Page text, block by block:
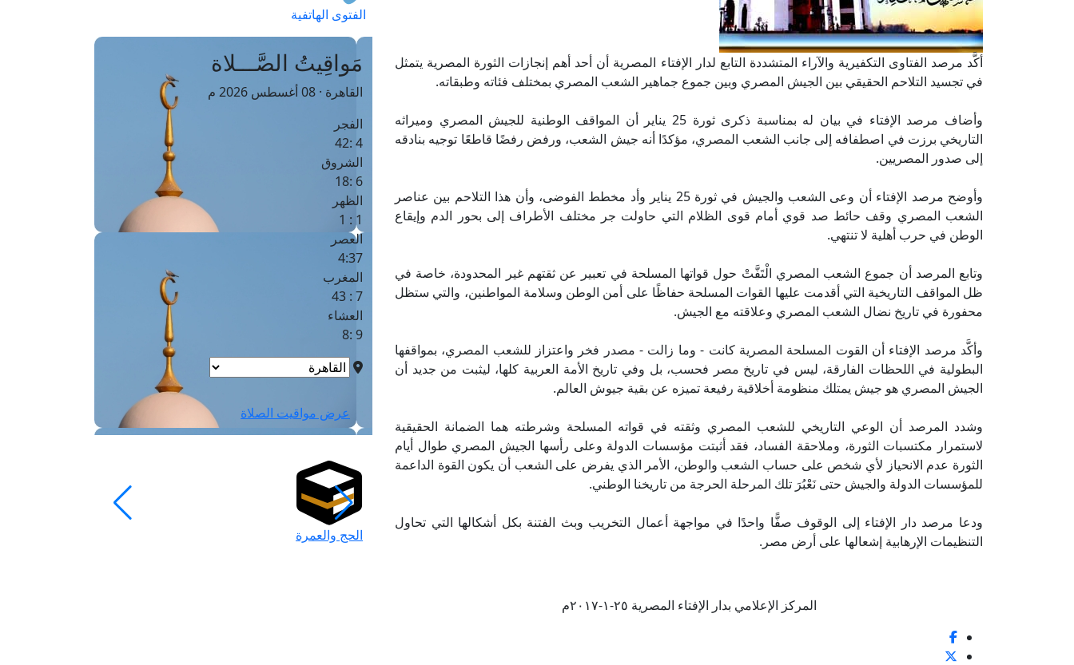
أكَّد مرصد الفتاوى التكفيرية والآراء المتشددة التابع لدار الإفتاء المصرية أن أحد أهم إنجازات الثورة المصرية يتمثل
في تجسيد التلاحم الحقيقي بين الجيش المصري وبين جموع جماهير الشعب المصري بمختلف فئاته وطبقاته.
وأضاف مرصد الإفتاء في بيان له بمناسبة ذكرى ثورة 25 يناير أن المواقف الوطنية للجيش المصري وميراثه
التاريخي برزت في اصطفافه إلى جانب الشعب المصري، مؤكدًا أنه جيش الشعب، ورفض رفضًا قاطعًا توجيه بنادقه
إلى صدور المصريين.
وأوضح مرصد الإفتاء أن وعى الشعب والجيش في ثورة 25 يناير وأد مخطط الفوضى، وأن هذا التلاحم بين عناصر
الشعب المصري وقف حائط صد قوي أمام قوى الظلام التي حاولت جر مختلف الأطراف إلى بحور الدم وإيقاع
الوطن في حرب أهلية لا تنتهي.
وتابع المرصد أن جموع الشعب المصري الْتَفَّتْ حول قواتها المسلحة في تعبير عن ثقتهم غير المحدودة، خاصة في
ظل المواقف التاريخية التي أقدمت عليها القوات المسلحة حفاظًا على أمن الوطن وسلامة المواطنين، والتي ستظل
محفورة في تاريخ نضال الشعب المصري وعلاقته مع الجيش.
وأكَّد مرصد الإفتاء أن القوت المسلحة المصرية كانت - وما زالت - مصدر فخر واعتزاز للشعب المصري، بمواقفها
البطولية في اللحظات الفارقة، ليس في تاريخ مصر فحسب، بل وفي تاريخ الأمة العربية كلها، ليثبت من جديد أن
الجيش المصري هو جيش يمتلك منظومة أخلاقية رفيعة تميزه عن بقية جيوش العالم.
وشدد المرصد أن الوعي التاريخي للشعب المصري وثقته في قواته المسلحة وشرطته هما الضمانة الحقيقية
لاستمرار مكتسبات الثورة، وملاحقة الفساد، فقد أثبتت مؤسسات الدولة وعلى رأسها الجيش المصري طوال أيام
الثورة عدم الانحياز لأي شخص على حساب الشعب والوطن، الأمر الذي يفرض على الشعب أن يكون القوة الداعمة
للمؤسسات الدولة والجيش حتى نَعْبُرَ تلك المرحلة الحرجة من تاريخنا الوطني.
ودعا مرصد دار الإفتاء إلى الوقوف صفًّا واحدًا في مواجهة أعمال التخريب وبث الفتنة بكل أشكالها التي تحاول
التنظيمات الإرهابية إشعالها على أرض مصر.
المركز الإعلامي بدار الإفتاء المصرية ٢٥-١-٢٠١٧م
الفتوى الهاتفية
مَواقِيتُ الصَّـــلاة
القاهرة · 08 أغسطس 2026 م
الفجر
4 :42
الشروق
6 :18
الظهر
1 : 1
العصر
4:37
المغرب
7 : 43
العشاء
9 :8
عرض مواقيت الصلاة
الحج والعمرة